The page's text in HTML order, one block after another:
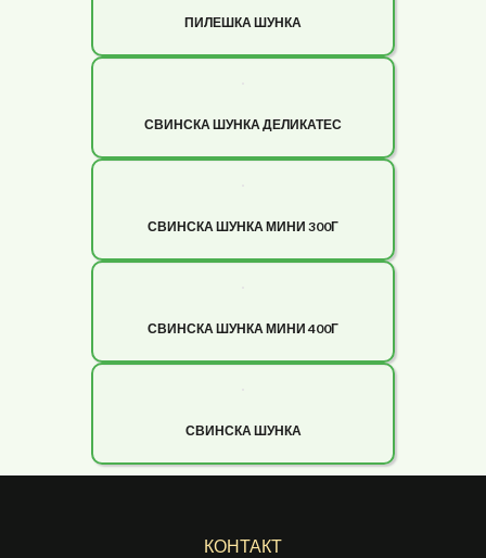
ПИЛЕШКА ШУНКА
СВИНСКА ШУНКА ДЕЛИКАТЕС
СВИНСКА ШУНКА МИНИ 300Г
СВИНСКА ШУНКА МИНИ 400Г
СВИНСКА ШУНКА
КОНТАКТ